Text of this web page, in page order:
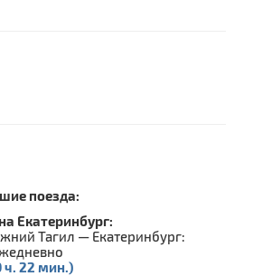
поезда:
на Екатеринбург:
Тагил — Екатеринбург:
ч. 22 мин.)